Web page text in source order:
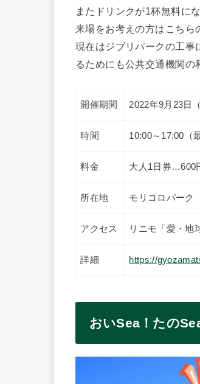
またドリンクが1杯無料に
来場をお考えの方はこちら
現在はジブリパークの工事
るためにも公共交通機関の
開催期間 2022年9月23日
時間 10:00～17:00（
料金 大人1日券…600
所在地 モリコロパーク
アクセス リニモ「愛・地
詳細 https://
おいSea！たの